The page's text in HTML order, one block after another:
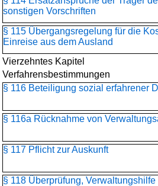
sonstigen Vorschriften
§ 115 Übergangsregelung für die
Einreise aus dem Ausland
Vierzehntes Kapitel
Verfahrensbestimmungen
§ 116 Beteiligung sozial erfahrener
§ 116a Rücknahme von
§ 117 Pflicht zur Auskunft
§ 118 Überprüfung, Verwaltungshilfe